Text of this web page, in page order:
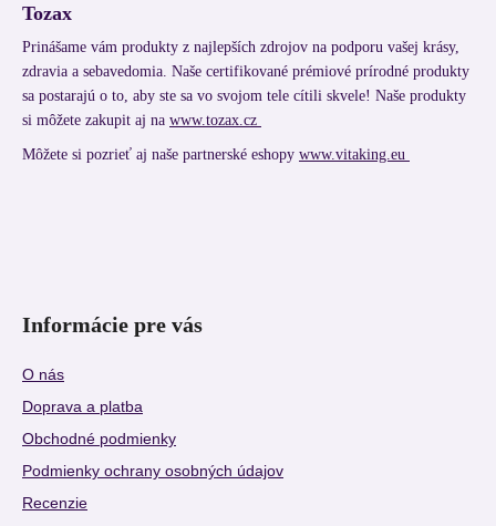
Tozax
Prinášame vám produkty z najlepších zdrojov na podporu vašej krásy,
zdravia a sebavedomia. Naše certifikované prémiové prírodné produkty
sa postarajú o to, aby ste sa vo svojom tele cítili skvele! Naše produkty
si môžete zakupit aj na www.tozax.cz
Môžete si pozrieť aj naše partnerské eshopy www.vitaking.eu
Informácie pre vás
O nás
Doprava a platba
Obchodné podmienky
Podmienky ochrany osobných údajov
Recenzie